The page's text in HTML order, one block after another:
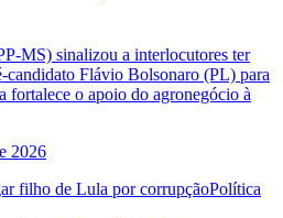
MS) sinalizou a interlocutores ter
candidato Flávio Bolsonaro (PL) para
fortalece o apoio do agronegócio à
2026
Política